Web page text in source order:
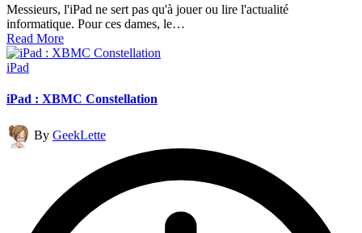
Messieurs, l'iPad ne sert pas qu'à jouer ou lire l'actualité
informatique. Pour ces dames, le…
Read More
Posted
iPad
iPad : XBMC Constellation
Posted
by
By GeekLette